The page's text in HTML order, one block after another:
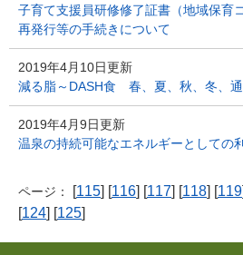
子育て支援員研修修了証書（地域保育
再発行等の手続きについて
2019年4月10日更新
減る脂～DASH食 春、夏、秋、冬、
2019年4月9日更新
温泉の持続可能なエネルギーとしての
ページ： [115] [116] [117] [118] [119
[124] [125]